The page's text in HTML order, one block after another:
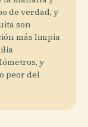
de verdad, y
son
más limpia
y
peor del